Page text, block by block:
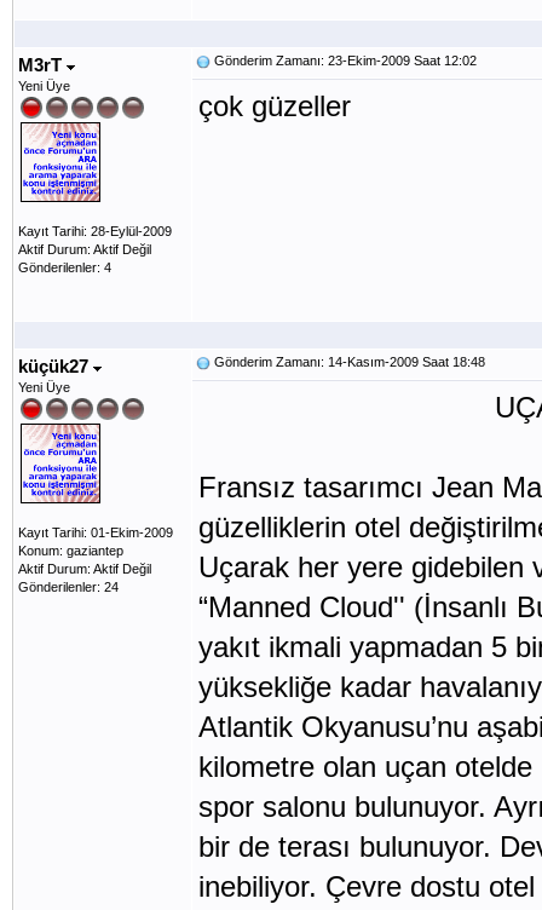
M3rT
Yeni Üye
Kayıt Tarihi: 28-Eylül-2009
Aktif Durum: Aktif Değil
Gönderilenler: 4
Gönderim Zamanı: 23-Ekim-2009 Saat 12:02
çok güzeller
küçük27
Yeni Üye
Kayıt Tarihi: 01-Ekim-2009
Konum: gaziantep
Aktif Durum: Aktif Değil
Gönderilenler: 24
Gönderim Zamanı: 14-Kasım-2009 Saat 18:48
UÇAN
Fransız tasarımcı Jean
güzelliklerin otel
Uçarak her yere gidebilen
“Manned Cloud'' (İnsanlı
yakıt ikmali yapmadan 5
yüksekliğe kadar
Atlantik Okyanusu’nu
kilometre olan uçan
spor salonu bulunuyor.
bir de terası bulunuyor.
inebiliyor. Çevre dostu